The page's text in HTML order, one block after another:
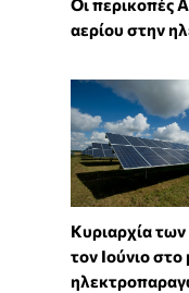
Οι περικοπές
αερίου στην
Κυριαρχία
τον Ιούνιο στο